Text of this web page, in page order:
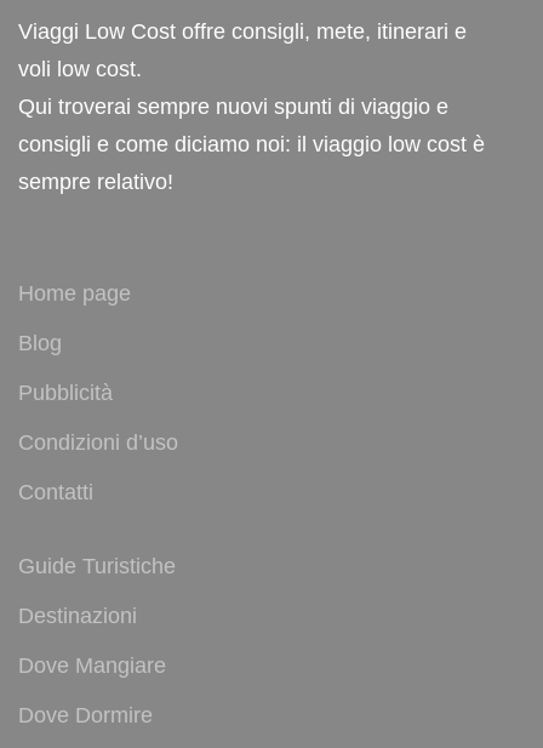
Viaggi Low Cost offre consigli, mete, itinerari e
voli low cost.
Qui troverai sempre nuovi spunti di viaggio e
consigli e come diciamo noi: il viaggio low cost è
sempre relativo!
Home page
Blog
Pubblicità
Condizioni d’uso
Contatti
Guide Turistiche
Destinazioni
Dove Mangiare
Dove Dormire